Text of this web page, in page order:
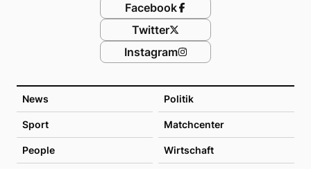
News Politik
Sport Matchcenter
People Wirtschaft
Facebook
Twitter
Instagram